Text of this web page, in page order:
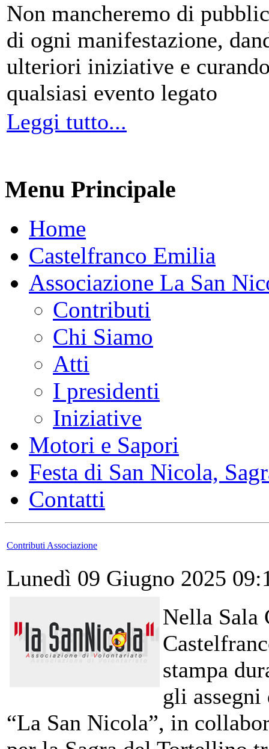
Non mancheremo di
di ogni manifestazione,
ulteriori iniziative e
qualsiasi evento legato
Leggi tutto...
Menu Principale
Home
Castelfranco Emilia
Associazione La San
Contributi
Chi Siamo
Atti
I presidenti
Iniziative
Motori e Sapori
Festa di San Nicola,
Contatti
Contributi Associazione
Lunedì 09 Giugno 2025
Nella Sala
stampa
gli
“La San Nicola”, in